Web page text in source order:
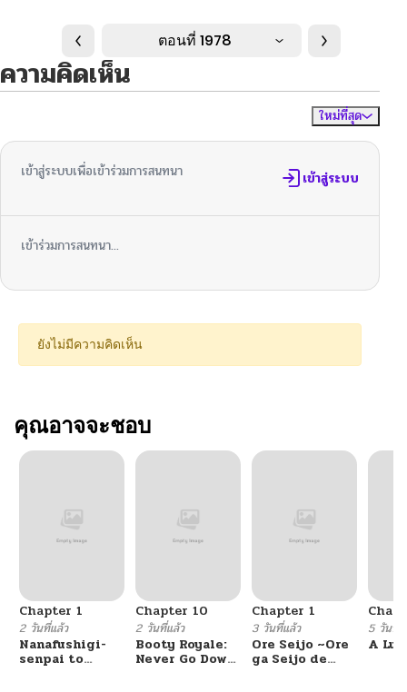
ตอนที่ 1978
ความคิดเห็น
ใหม่ที่สุด
เข้าสู่ระบบเพื่อเข้าร่วมการสนทนา เข้าสู่ระบบ
เข้าร่วมการสนทนา...
ยังไม่มีความคิดเห็น
คุณอาจจะชอบ
Chapter 1
2 วันที่แล้ว
Nanafushigi-
senpai to
Chapter 10
2 วันที่แล้ว
Booty Royale:
Never Go Down
Chapter 1
3 วันที่แล้ว
Ore Seijo ~Ore
ga Seijo de
5 วันที่
A